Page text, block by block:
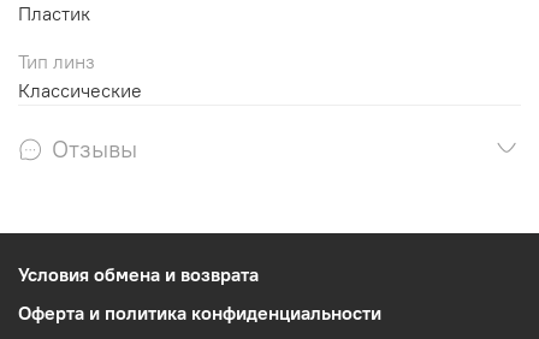
Пластик
Тип линз
Классические
Отзывы
Условия обмена и возврата
Оферта и политика конфиденциальности